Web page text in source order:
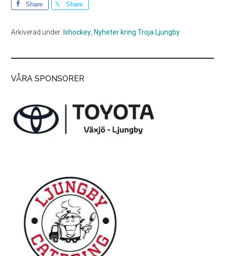
Share Share
Arkiverad under: Ishockey Nyheter kring Troja Ljungby
VÅRA SPONSORER